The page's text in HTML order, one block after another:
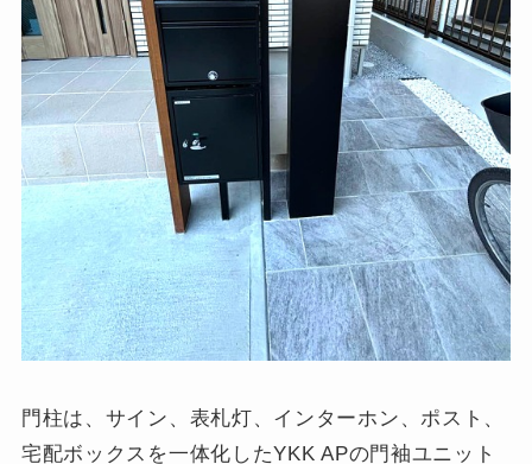
門柱は、サイン、表札灯、インターホン、ポスト、
宅配ボックスを一体化したYKK APの門袖ユニット